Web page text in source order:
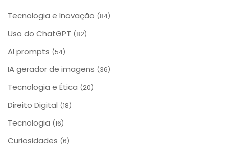
Tecnologia e Inovação (84)
Uso do ChatGPT (82)
AI prompts (54)
IA gerador de imagens (36)
Tecnologia e Ética (20)
Direito Digital (18)
Tecnologia (16)
Curiosidades (6)